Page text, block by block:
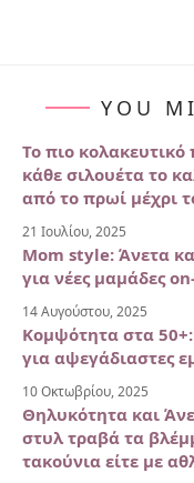
YOU
Το πιο κολακευτικό
κάθε σιλουέτα το
από το πρωί μέχρι
21 Ιουλίου, 2025
Mom style: Άνετα
για νέες μαμάδες
14 Αυγούστου, 2025
Κομψότητα στα
για αψεγάδιαστες
10 Οκτωβρίου, 2025
Θηλυκότητα και
στυλ τραβά τα
τακούνια είτε με